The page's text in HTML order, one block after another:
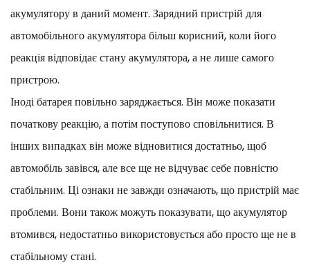
акумулятору в даний момент. Зарядний пристрій для
автомобільного акумулятора більш корисний, коли його
реакція відповідає стану акумулятора, а не лише самого
пристрою.
Іноді батарея повільно заряджається. Він може показати
початкову реакцію, а потім поступово сповільнитися. В
інших випадках він може відновитися достатньо, щоб
автомобіль завівся, але все ще не відчуває себе повністю
стабільним. Ці ознаки не завжди означають, що пристрій має
проблеми. Вони також можуть показувати, що акумулятор
втомився, недостатньо використовується або просто ще не в
стабільному стані.